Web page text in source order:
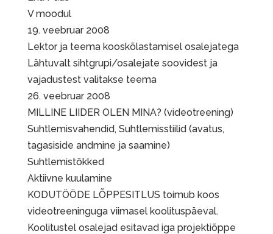
V moodul
19. veebruar 2008
Lektor ja teema kooskõlastamisel osalejatega
Lähtuvalt sihtgrupi/osalejate soovidest ja
vajadustest valitakse teema
26. veebruar 2008
MILLINE LIIDER OLEN MINA? (videotreening)
Suhtlemisvahendid, Suhtlemisstiilid (avatus,
tagasiside andmine ja saamine)
Suhtlemistõkked
Aktiivne kuulamine
KODUTÖÖDE LÕPPESITLUS toimub koos
videotreeninguga viimasel koolituspäeval.
Koolitustel osalejad esitavad iga projektiõppe